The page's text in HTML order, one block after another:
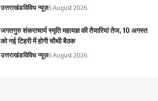
उत्तराखंडविविध न्यूज़6 August 2026
जगतगुरु शंकराचार्य स्मृति महायज्ञ की तैयारियां तेज, 10 अगस्त
को नई टिहरी में होगी चौथी बैठक
उत्तराखंडविविध न्यूज़6 August 2026